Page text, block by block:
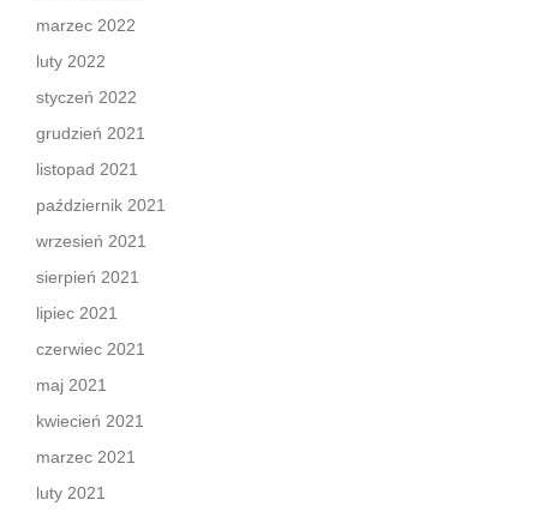
marzec 2022
luty 2022
styczeń 2022
grudzień 2021
listopad 2021
październik 2021
wrzesień 2021
sierpień 2021
lipiec 2021
czerwiec 2021
maj 2021
kwiecień 2021
marzec 2021
luty 2021